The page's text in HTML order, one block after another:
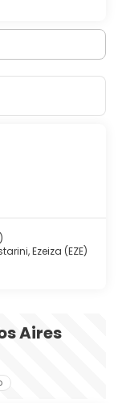
Ezeiza (EZE)
Aires